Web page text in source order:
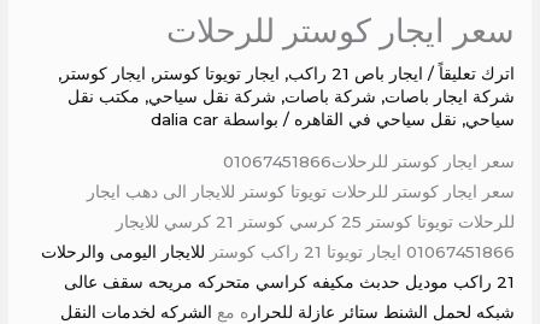
سعر ايجار كوستر للرحلات
اترك تعليقاً / ايجار باص 21 راكب , ايجار تويوتا كوستر, ايجار كوستر,
شركة ايجار باصات, شركة باصات, شركة نقل سياحي, مكتب نقل
سياحي, نقل سياحي في القاهره / بواسطة dalia car
سعر ايجار كوستر للرحلات01067451866
سعر ايجار كوستر للرحلات تويوتا كوستر للايجار الى دهب ايجار
للرحلات تويوتا كوستر 25 كرسي كوستر 21 كرسي للايجار
01067451866 ايجار تويوتا 21 راكب كوستر
للايجار اليومى والرحلات
21 راكب موديل حدبث مكيفه كراسي متحركه مريحه سقف عالى
شبكه لحمل الشنط ستائر عازلة للحراره مع الشركه لخدمات النقل